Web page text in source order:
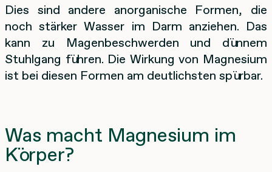
Dies sind andere anorganische Formen, die
noch stärker Wasser im Darm anziehen. Das
kann zu Magenbeschwerden und dünnem
Stuhlgang führen. Die Wirkung von Magnesium
ist bei diesen Formen am deutlichsten spürbar.
Was macht Magnesium im
Körper?